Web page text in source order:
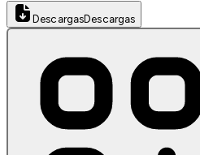
DescargasDescargas